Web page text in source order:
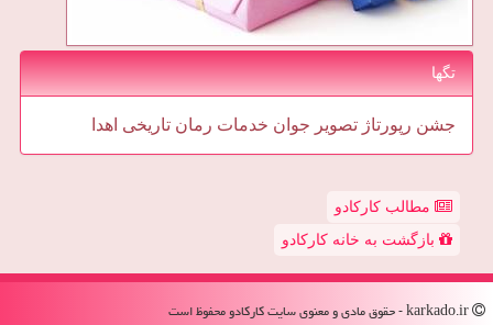
تگها
جشن رپورتاژ تصویر جوان خدمات رمان تاریخی اهدا
مطالب کارکادو
بازگشت به خانه کارکادو